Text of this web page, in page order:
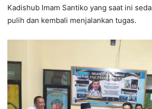
Kadishub Imam Santiko yang saat ini
pulih dan kembali menjalankan tugas.